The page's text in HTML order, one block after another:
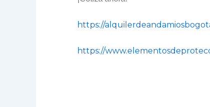
https://
https://